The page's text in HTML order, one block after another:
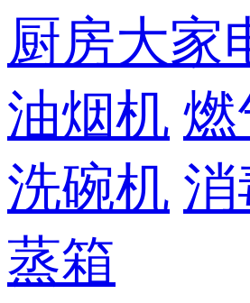
厨房大家
油烟机 燃
洗碗机 消
蒸箱